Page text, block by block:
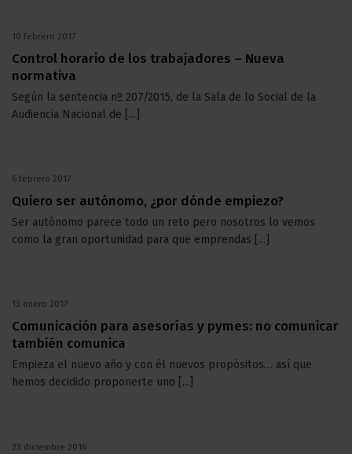
Control horario de los trabajadores – Nueva
normativa
10 febrero 2017
Según la sentencia nº 207/2015, de la Sala de lo Social de la
Audiencia Nacional de [...]
Quiero ser autónomo, ¿por dónde empiezo?
6 febrero 2017
Ser autónomo parece todo un reto pero nosotros lo vemos
como la gran oportunidad para que emprendas [...]
Comunicación para asesorías y pymes: no comunicar
también comunica
13 enero 2017
Empieza el nuevo año y con él nuevos propósitos… así que
hemos decidido proponerte uno [...]
23 diciembre 2016